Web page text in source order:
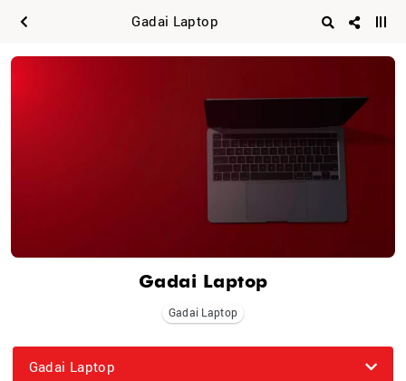
Gadai Laptop
Gadai Laptop
Gadai Laptop
Gadai Laptop